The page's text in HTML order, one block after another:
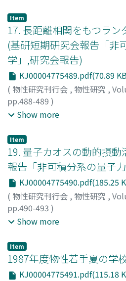
Item
17. 長距離相関をもつラ
(基研短期研究会報告「非
学」,研究会報告)
KJ00004775489.pdf(70.89
( 物性研究刊行会 , 物性研究 ,
pp.488-489 )
胡桃, 薫; 首藤, 啓
シュドウ, アキラ
Show more
Item
19. 量子カオスの動的摂
報告「非可積分系の量子
KJ00004775490.pdf(185.25
( 物性研究刊行会 , 物性研究 ,
pp.490-493 )
足立, 聡; 戸田, 幹人
ケダ, ケンスケ
Show more
Item
1987年度物性若手夏の学
KJ00004775491.pdf(115.18